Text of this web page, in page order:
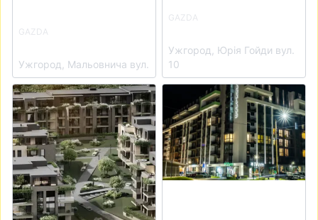
GAZDA
Ужгород, Мальовнича вул.
GAZDA
Ужгород, Юрія Гойди вул.
10
View details for ЖК SHERWOODView details for ЖК PARK